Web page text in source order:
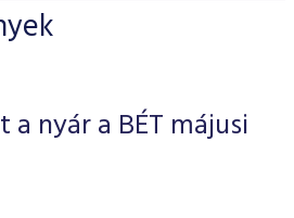
indexek
kötvény tőzsdei bevezetését
egyszerűen
nyár a BÉT májusi